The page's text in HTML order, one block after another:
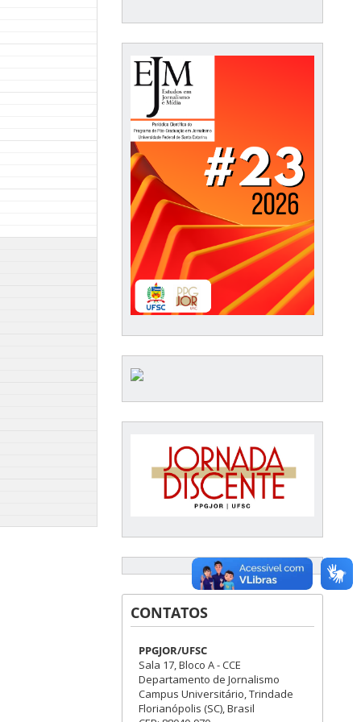
CONTATOS
PPGJOR/UFSC
Sala 17, Bloco A - CCE
Departamento de Jornalismo
Campus Universitário, Trindade
Florianópolis (SC), Brasil